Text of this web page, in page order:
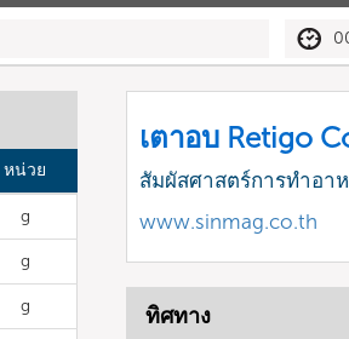
หน่วย
g
g
g
เตาอบ Retigo
สัมผัสศาสตร์การทำอา
www.sinmag.co.th
ทิศทาง